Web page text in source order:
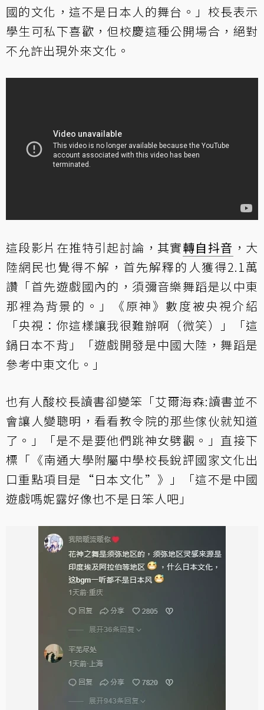
國的文化，這不是日本人的舞台。」校長表示
學生可私下喜歡，但校慶這種公開場合，絕對
不允許出現外來文化。
這段影片在推特引起討論，其實轉自抖音 ，大
陸網民也覺得不解，首先解釋的人獲得2.1萬
讚「首先遊戲國內的，須彌音樂舞蹈是以中東
那裡為背景的。」《原神》數度被央視介紹
「央視：你這樣讓我很難辦啊（微笑）」「這
鍋日本不背」「遊戲開發是中國大陸，舞蹈是
參考中東文化。」
也有人酸校長讀書卻變笨「艾爾海森:讀書並不
會讓人變聰明，看看教令院的那些傢伙就知道
了。」「是不是要他們跳神女劈觀。」直接下
標「《南通大學附屬中學校長銳評國家文化出
口重點項目是“日本文化”》」「這不是中國
遊戲嗎妮露好像也不是日笨人吧」